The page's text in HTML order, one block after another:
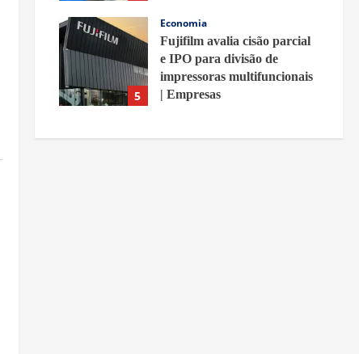
7 de agosto de 2026
5
Economia
Fujifilm avalia cisão parcial
e IPO para divisão de
impressoras multifuncionais
| Empresas